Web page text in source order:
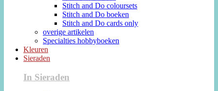
Stitch and Do coloursets
Stitch and Do boeken
Stitch and Do cards only
overige artikelen
Specialties hobbyboeken
Kleuren
Sieraden
In Sieraden